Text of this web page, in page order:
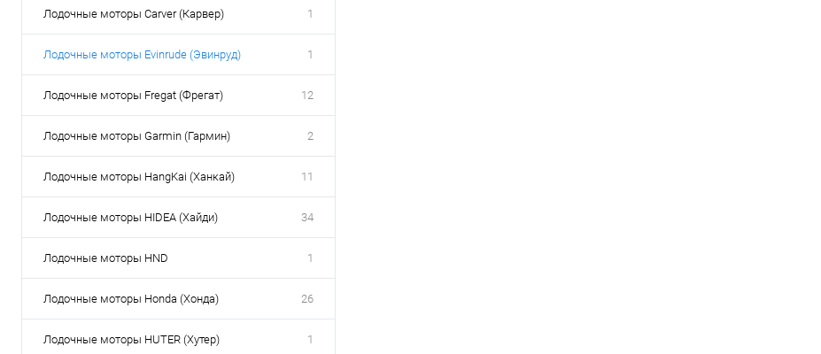
Лодочные моторы Carver (Карвер) 1
Лодочные моторы Evinrude (Эвинруд) 1
Лодочные моторы Fregat (Фрегат) 12
Лодочные моторы Garmin (Гармин) 2
Лодочные моторы HangKai (Ханкай) 11
Лодочные моторы HIDEA (Хайди) 34
Лодочные моторы HND 1
Лодочные моторы Honda (Хонда) 26
Лодочные моторы HUTER (Хутер) 1